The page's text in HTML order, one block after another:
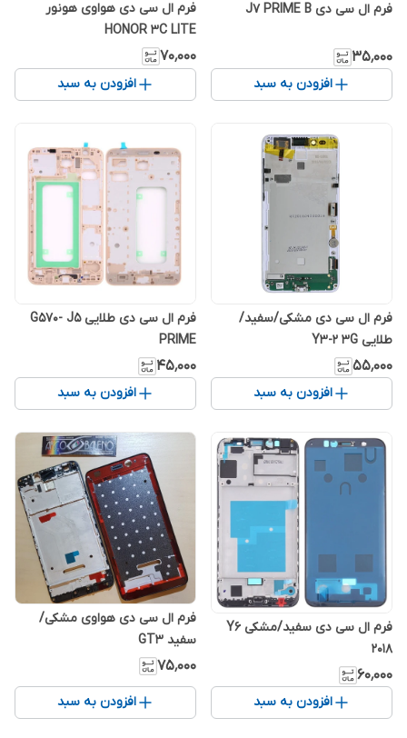
فرم ال سی دی J7 PRIME B
۳۵٬۰۰۰
افزودن به سبد
فرم ال سی دی هواوی هونور
HONOR 3C LITE
۷۰٬۰۰۰
افزودن به سبد
فرم ال سی دی مشکی/سفید/
طلایی Y3-2 3G
۵۵٬۰۰۰
افزودن به سبد
فرم ال سی دی طلایی G570- J5
PRIME
۴۵٬۰۰۰
افزودن به سبد
فرم ال سی دی سفید/مشکی Y6
2018
۶۰٬۰۰۰
افزودن به سبد
فرم ال سی دی هواوی مشکی/
سفید GT3
۷۵٬۰۰۰
افزودن به سبد